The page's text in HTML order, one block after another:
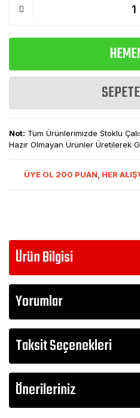
Not: Tüm Ürünlerimizde Stoklu
Hazır Olmayan Ürünler Üretilerek
ÜYE OL 200 PUAN, HER
Ürün Bilgisi
Yorumlar
Taksit Seçenekleri
Önerileriniz